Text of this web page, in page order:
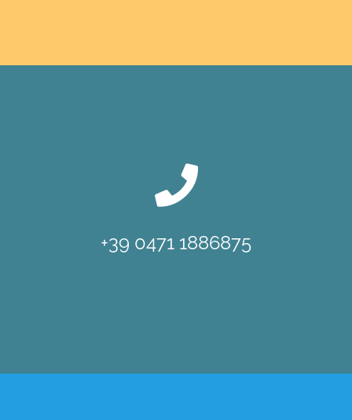
+39 0471 1886875